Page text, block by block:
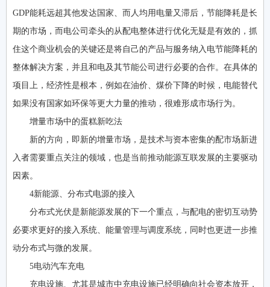
GDP能耗远超其他发达国家、而人均用电量又滞后，节能降耗是长
期的市场，而电公司牵头的从配电整体进行优化无疑是有效的，抓
住这个商业机会的关键还是将自己的产品与服务纳入电节能降耗的
整体解决方案，并且和电及其节能公司进行必要的合作。在具体的
项目上，经济性是根本，例如在油价、煤价下降的时候，电能替代
如果没有国家如环保等更大力量的推动，很难形成市场行为。
增量市场中的蛋糕新吃法
新的方向，即新的增量市场，是技术与资本密集的配市场新进
入者需要重点关注的领域，也是当前推动能源互联发展的主要驱动
因素。
4新能源、分布式电源的接入
分布式光伏是新能源发展的下一个重点，与配电的密切互动势
必要求更好的接入系统、能量管理与调度系统，同时也更进一步推
动分布式与微的发展。
5电动汽车充电
充电设施、尤其是城市中充电设施已经明确向社会资本放开，